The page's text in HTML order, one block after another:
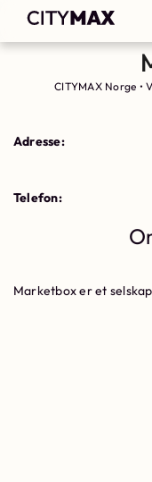
CITYMAX Norge •
Adresse:
Telefon:
Marketbox er et